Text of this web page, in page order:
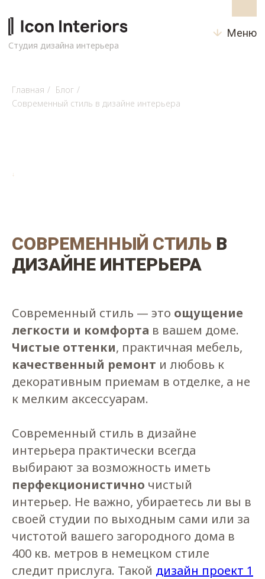
Студия дизайна интерьера
Главная / Блог /
Современный стиль в дизайне интерьера
↓
СОВРЕМЕННЫЙ СТИЛЬ В
ДИЗАЙНЕ ИНТЕРЬЕРА
Современный стиль — это ощущение
легкости и комфорта в вашем доме.
Чистые оттенки, практичная мебель,
качественный ремонт и любовь к
декоративным приемам в отделке, а не
к мелким аксессуарам.
Современный стиль в дизайне
интерьера практически всегда
выбирают за возможность иметь
перфекционистично чистый
интерьер. Не важно, убираетесь ли вы в
своей студии по выходным сами или за
чистотой вашего загородного дома в
400 кв. метров в немецком стиле
следит прислуга. Такой дизайн проект 1